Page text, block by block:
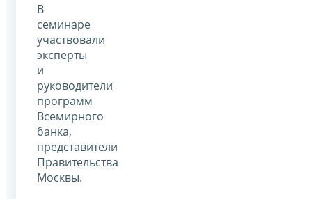
В
семинаре
участвовали
эксперты
и
руководители
программ
Всемирного
банка,
представители
Правительства
Москвы.